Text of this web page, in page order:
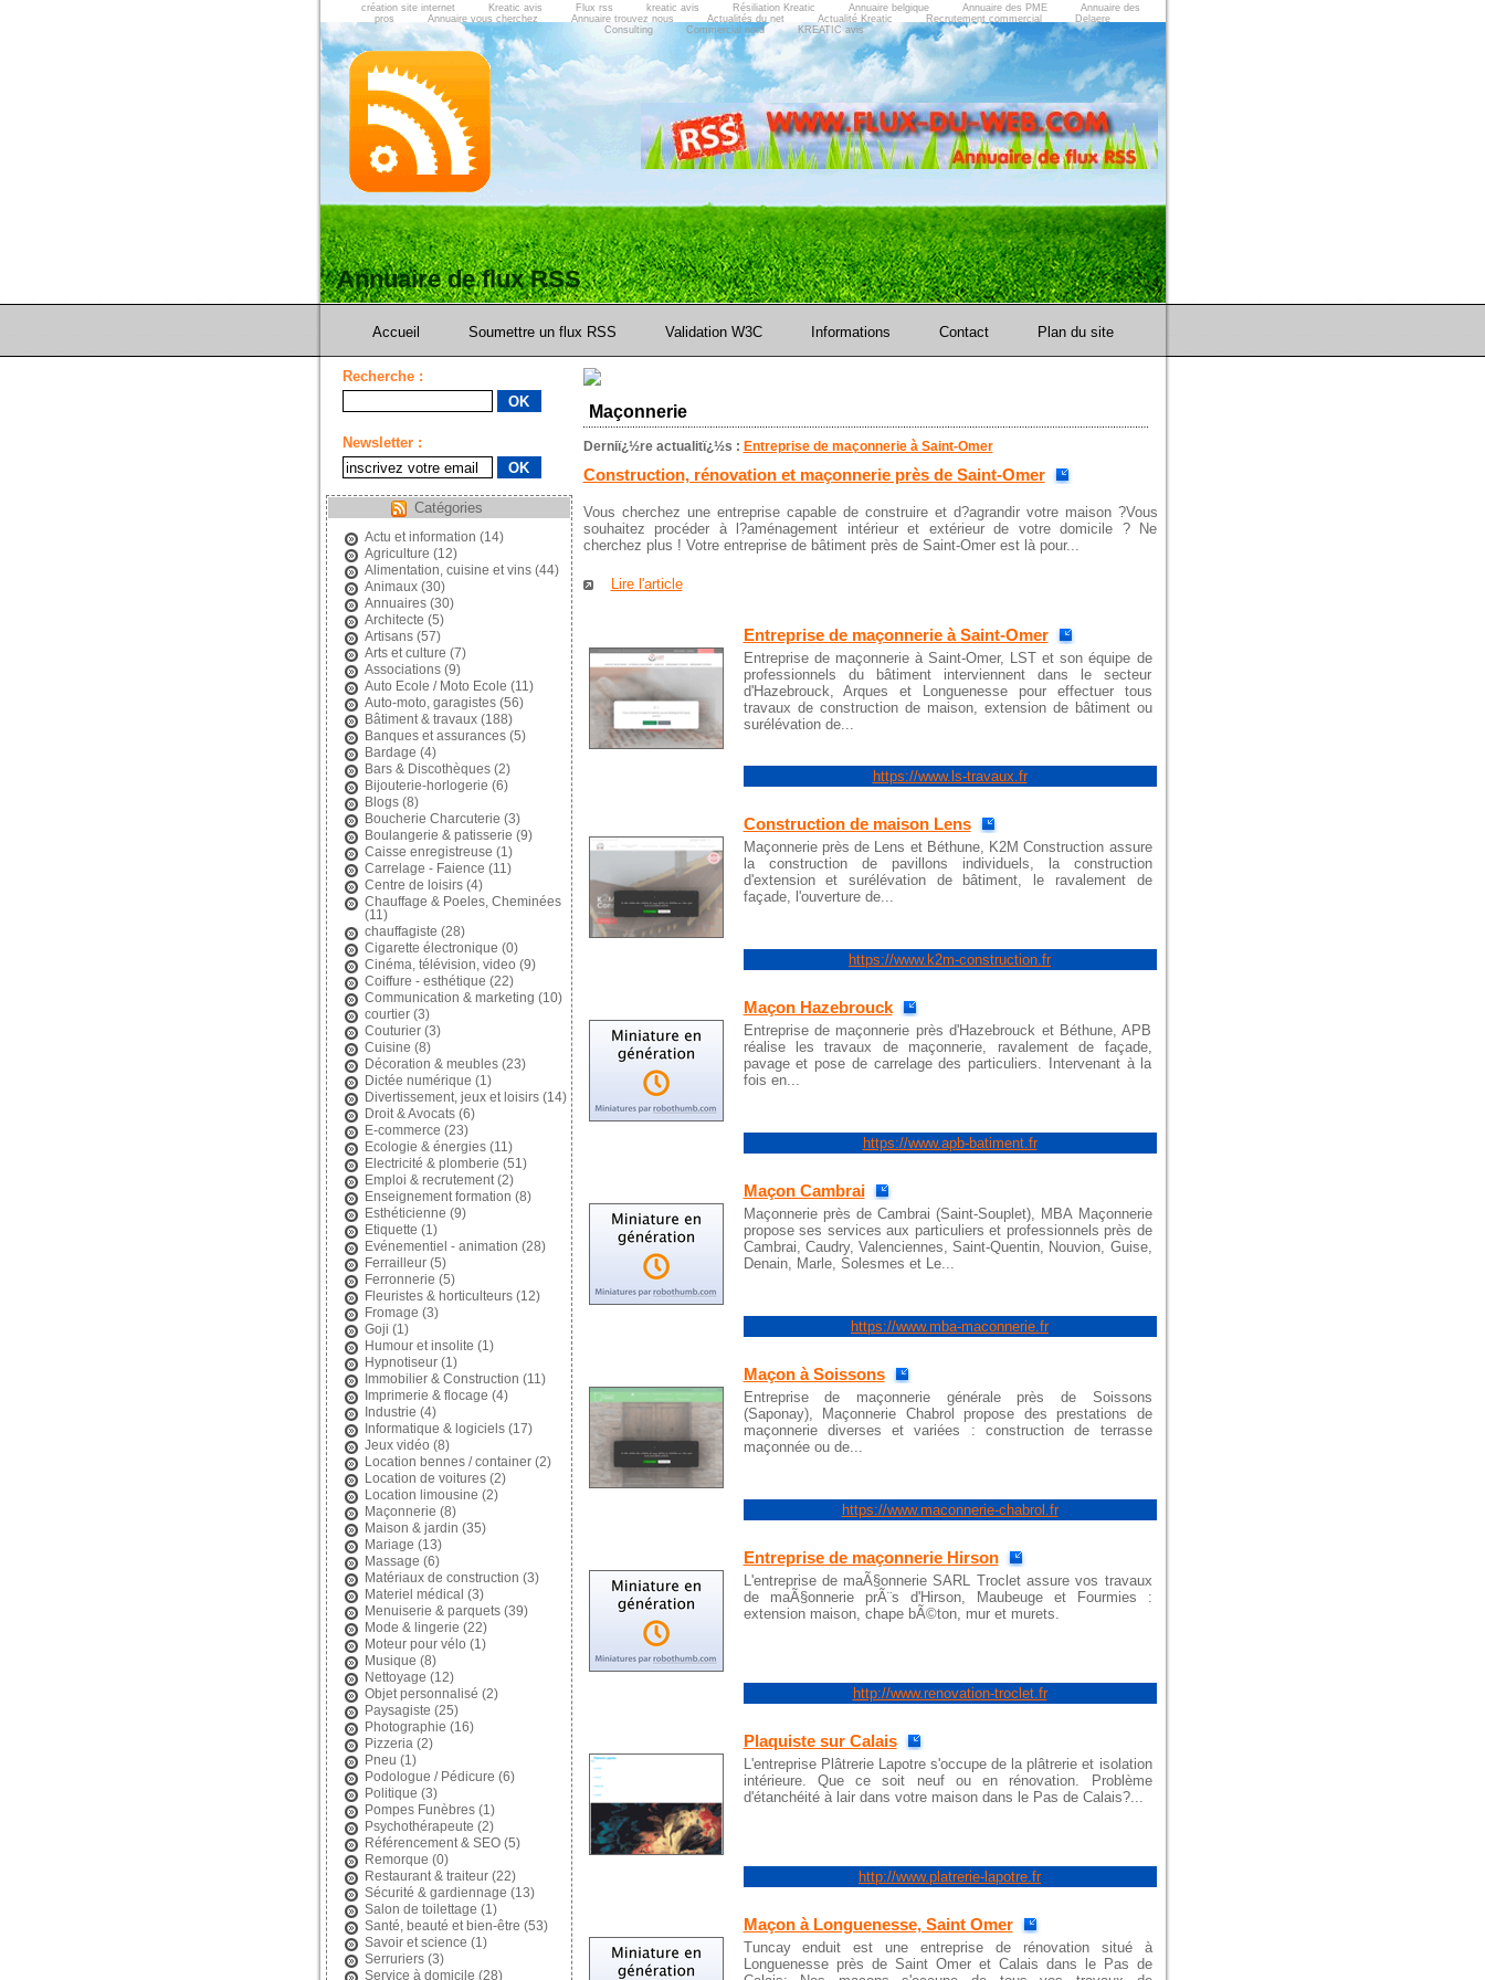
création site internet Kreatic avis Flux rss kreatic avis Résiliation Kreatic Annuaire belgique Annuaire des PME
Annuaire des
pros
Annuaire vous cherchez Annuaire trouvez nous Actualités du net Actualité Kreatic Recrutement commercial
Delaere
Consulting
Commercial nord KREATIC avis
Annuaire de flux RSS
Accueil Soumettre un flux RSS Validation W3C Informations Contact Plan du site
Recherche :
Newsletter :
Catégories
Actu et information (14)
Agriculture (12)
Alimentation, cuisine et vins(44)
Animaux(30)
Annuaires(30)
Architecte (5)
Artisans(57)
Arts et culture (7)
Associations(9)
Auto Ecole / Moto Ecole (11)
Auto-moto, garagistes(56)
Bâtiment & travaux(188)
Banques et assurances(5)
Bardage (4)
Bars & Discothèques(2)
Bijouterie-horlogerie (6)
Blogs(8)
Boucherie Charcuterie (3)
Boulangerie & patisserie (9)
Caisse enregistreuse (1)
Carrelage - Faience (11)
Centre de loisirs(4)
Chauffage & Poeles, Cheminées
(11)
chauffagiste (28)
Cigarette électronique (0)
Cinéma, télévision, video (9)
Coiffure - esthétique (22)
Communication & marketing (10)
courtier(3)
Couturier(3)
Cuisine (8)
Décoration & meubles(23)
Dictée numérique (1)
Divertissement, jeux et loisirs(14)
Droit & Avocats(6)
E-commerce (23)
Ecologie & énergies(11)
Electricité & plomberie (51)
Emploi & recrutement(2)
Enseignement formation (8)
Esthéticienne (9)
Etiquette (1)
Evénementiel - animation (28)
Ferrailleur(5)
Ferronnerie (5)
Fleuristes & horticulteurs(12)
Fromage (3)
Goji (1)
Humour et insolite (1)
Hypnotiseur(1)
Immobilier & Construction (11)
Imprimerie & flocage (4)
Industrie (4)
Informatique & logiciels(17)
Jeux vidéo (8)
Location bennes / container(2)
Location de voitures(2)
Location limousine (2)
Maçonnerie (8)
Maison & jardin (35)
Mariage (13)
Massage (6)
Matériaux de construction (3)
Materiel médical (3)
Menuiserie & parquets(39)
Mode & lingerie (22)
Moteur pour vélo (1)
Musique (8)
Nettoyage (12)
Objet personnalisé (2)
Paysagiste (25)
Photographie (16)
Pizzeria (2)
Pneu (1)
Podologue / Pédicure (6)
Politique (3)
Pompes Funèbres(1)
Psychothérapeute (2)
Référencement & SEO(5)
Remorque (0)
Restaurant & traiteur(22)
Sécurité & gardiennage (13)
Salon de toilettage (1)
Santé, beauté et bien-être (53)
Savoir et science (1)
Serruriers(3)
Service à domicile (28)
Maçonnerie
Derniï¿½re actualitï¿½s : Entreprise de maçonnerie à Saint-Omer
Construction, rénovation et maçonnerie près de Saint-Omer
Vous cherchez une entreprise capable de construire et d?agrandir votre maison ?Vous
souhaitez procéder à l?aménagement intérieur et extérieur de votre domicile ? Ne
cherchez plus ! Votre entreprise de bâtiment près de Saint-Omer est là pour...
Lire l'article
Entreprise de maçonnerie à Saint-Omer
Entreprise de maçonnerie à Saint-Omer, LST et son équipe de
professionnels du bâtiment interviennent dans le secteur
d'Hazebrouck, Arques et Longuenesse pour effectuer tous
travaux de construction de maison, extension de bâtiment ou
surélévation de...
https://www.ls-travaux.fr
Construction de maison Lens
Maçonnerie près de Lens et Béthune, K2M Construction assure
la construction de pavillons individuels, la construction
d'extension et surélévation de bâtiment, le ravalement de
façade, l'ouverture de...
https://www.k2m-construction.fr
Maçon Hazebrouck
Entreprise de maçonnerie près d'Hazebrouck et Béthune, APB
réalise les travaux de maçonnerie, ravalement de façade,
pavage et pose de carrelage des particuliers. Intervenant à la
fois en...
https://www.apb-batiment.fr
Maçon Cambrai
Maçonnerie près de Cambrai (Saint-Souplet), MBA Maçonnerie
propose ses services aux particuliers et professionnels près de
Cambrai, Caudry, Valenciennes, Saint-Quentin, Nouvion, Guise,
Denain, Marle, Solesmes et Le...
https://www.mba-maconnerie.fr
Maçon à Soissons
Entreprise de maçonnerie générale près de Soissons
(Saponay), Maçonnerie Chabrol propose des prestations de
maçonnerie diverses et variées : construction de terrasse
maçonnée ou de...
https://www.maconnerie-chabrol.fr
Entreprise de maçonnerie Hirson
L'entreprise de maÃ§onnerie SARL Troclet assure vos travaux
de maÃ§onnerie prÃ¨s d'Hirson, Maubeuge et Fourmies :
extension maison, chape bÃ©ton, mur et murets.
http://www.renovation-troclet.fr
Plaquiste sur Calais
L'entreprise Plâtrerie Lapotre s'occupe de la plâtrerie et isolation
intérieure. Que ce soit neuf ou en rénovation. Problème
d'étanchéité à lair dans votre maison dans le Pas de Calais?...
http://www.platrerie-lapotre.fr
Maçon à Longuenesse, Saint Omer
Tuncay enduit est une entreprise de rénovation situé à
Longuenesse près de Saint Omer et Calais dans le Pas de